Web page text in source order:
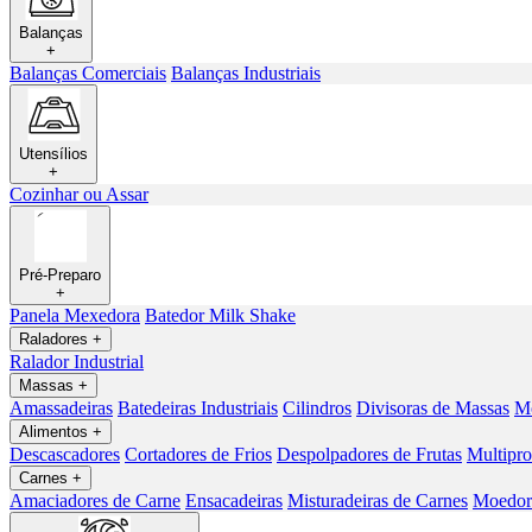
Balanças
+
Balanças Comerciais Balanças Industriais
Utensílios
+
Cozinhar ou Assar
Pré-Preparo
+
Panela Mexedora Batedor Milk Shake
Raladores +
Ralador Industrial
Massas +
Amassadeiras Batedeiras Industriais Cilindros Divisoras de Massas
Alimentos +
Descascadores Cortadores de Frios Despolpadores de Frutas
Carnes +
Amaciadores de Carne Ensacadeiras Misturadeiras de Carnes